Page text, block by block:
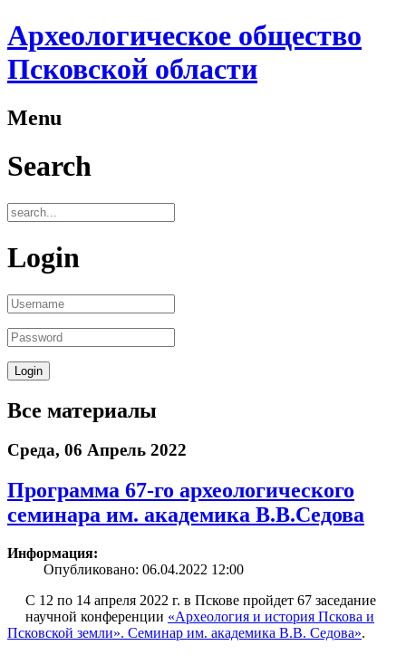
Археологическое общество
Псковской области
Menu
Search
Login
Все материалы
Среда, 06 Апрель 2022
Программа 67-го археологического
семинара им. академика В.В.Седова
Информация:
Опубликовано: 06.04.2022 12:00
С 12 по 14 апреля 2022 г. в Пскове пройдет 67 заседание
научной конференции «Археология и история Пскова и
Псковской земли». Семинар им. академика В.В. Седова».